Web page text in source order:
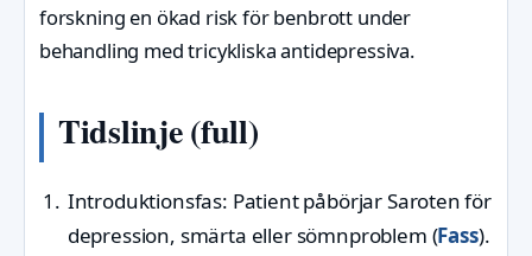
forskning en ökad risk för benbrott under
behandling med tricykliska antidepressiva.
Tidslinje (full)
Introduktionsfas: Patient påbörjar Saroten för
depression, smärta eller sömnproblem (Fass).